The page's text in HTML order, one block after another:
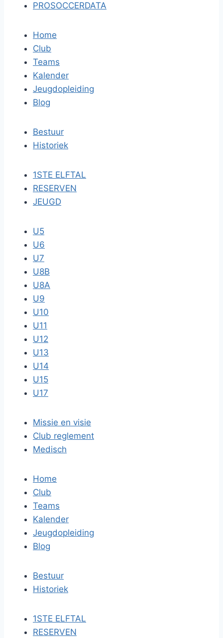
PROSOCCERDATA
Home
Club
Teams
Kalender
Jeugdopleiding
Blog
Bestuur
Historiek
1STE ELFTAL
RESERVEN
JEUGD
U5
U6
U7
U8B
U8A
U9
U10
U11
U12
U13
U14
U15
U17
Missie en visie
Club reglement
Medisch
Home
Club
Teams
Kalender
Jeugdopleiding
Blog
Bestuur
Historiek
1STE ELFTAL
RESERVEN